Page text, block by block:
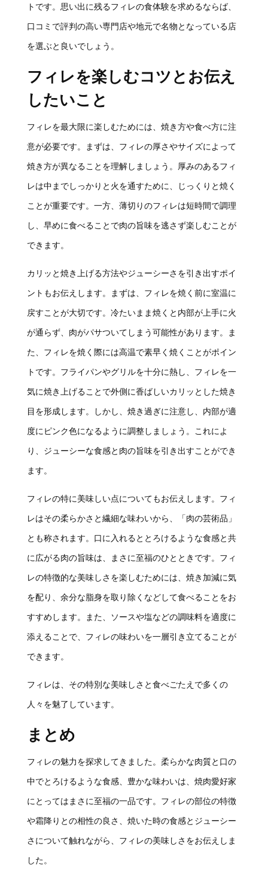
トです。思い出に残るフィレの食体験を求めるならば、
口コミで評判の高い専門店や地元で名物となっている店
を選ぶと良いでしょう。
フィレを楽しむコツとお伝え
したいこと
フィレを最大限に楽しむためには、焼き方や食べ方に注
意が必要です。まずは、フィレの厚さやサイズによって
焼き方が異なることを理解しましょう。厚みのあるフィ
レは中までしっかりと火を通すために、じっくりと焼く
ことが重要です。一方、薄切りのフィレは短時間で調理
し、早めに食べることで肉の旨味を逃さず楽しむことが
できます。
カリッと焼き上げる方法やジューシーさを引き出すポイ
ントもお伝えします。まずは、フィレを焼く前に室温に
戻すことが大切です。冷たいまま焼くと内部が上手に火
が通らず、肉がパサついてしまう可能性があります。ま
た、フィレを焼く際には高温で素早く焼くことがポイン
トです。フライパンやグリルを十分に熱し、フィレを一
気に焼き上げることで外側に香ばしいカリッとした焼き
目を形成します。しかし、焼き過ぎに注意し、内部が適
度にピンク色になるように調整しましょう。これによ
り、ジューシーな食感と肉の旨味を引き出すことができ
ます。
フィレの特に美味しい点についてもお伝えします。フィ
レはその柔らかさと繊細な味わいから、「肉の芸術品」
とも称されます。口に入れるととろけるような食感と共
に広がる肉の旨味は、まさに至福のひとときです。フィ
レの特徴的な美味しさを楽しむためには、焼き加減に気
を配り、余分な脂身を取り除くなどして食べることをお
すすめします。また、ソースや塩などの調味料を適度に
添えることで、フィレの味わいを一層引き立てることが
できます。
フィレは、その特別な美味しさと食べごたえで多くの
人々を魅了しています。
まとめ
フィレの魅力を探求してきました。柔らかな肉質と口の
中でとろけるような食感、豊かな味わいは、焼肉愛好家
にとってはまさに至福の一品です。フィレの部位の特徴
や霜降りとの相性の良さ、焼いた時の食感とジューシー
さについて触れながら、フィレの美味しさをお伝えしま
した。